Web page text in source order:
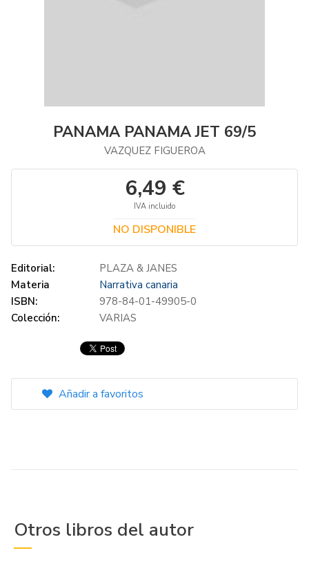
PANAMA PANAMA JET 69/5
VAZQUEZ FIGUEROA
6,49 €
IVA incluido
NO DISPONIBLE
Editorial:
PLAZA & JANES
Materia
Narrativa canaria
ISBN:
978-84-01-49905-0
Colección:
VARIAS
Añadir a favoritos
Otros libros del autor